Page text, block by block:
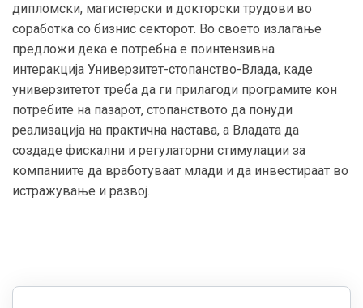
дипломски, магистерски и докторски трудови во
соработка со бизнис секторот. Во своето излагање
предложи дека е потребна е поинтензивна
интеракција Универзитет-стопанство-Влада, каде
универзитетот треба да ги прилагоди програмите кон
потребите на пазарот, стопанството да понуди
реализација на практична настава, а Владата да
создаде фискални и регулаторни стимулации за
компаниите да вработуваат млади и да инвестираат во
истражување и развој.